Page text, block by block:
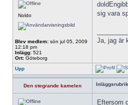
Noldo
Blev medlem: sön jul 05, 2009
12:18 pm
Inlägg: 521
Ort: Göteborg
sig vara
Ja, jag är
Upp
Den stegrande kamelen
Eftersom